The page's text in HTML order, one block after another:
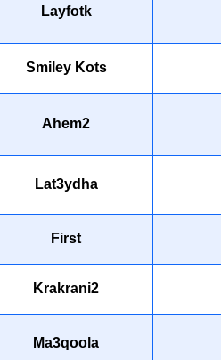
Layfotk
Smiley Kots
Ahem2
Lat3ydha
First
Krakrani2
Ma3qoola